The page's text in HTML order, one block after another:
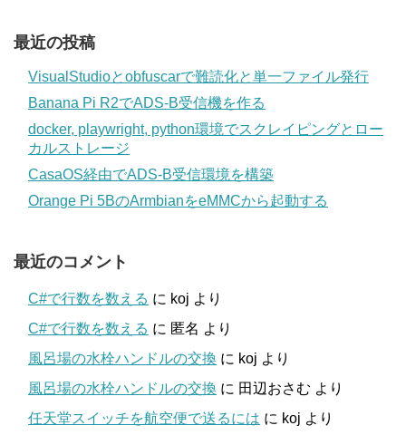
最近の投稿
VisualStudioとobfuscarで難読化と単一ファイル発行
Banana Pi R2でADS-B受信機を作る
docker, playwright, python環境でスクレイピングとロー
カルストレージ
CasaOS経由でADS-B受信環境を構築
Orange Pi 5BのArmbianをeMMCから起動する
最近のコメント
C#で行数を数える に koj より
C#で行数を数える に 匿名 より
風呂場の水栓ハンドルの交換 に koj より
風呂場の水栓ハンドルの交換 に 田辺おさむ より
任天堂スイッチを航空便で送るには に koj より